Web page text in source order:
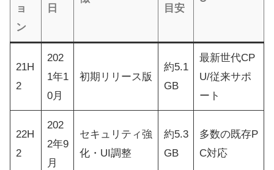
ョ
ン
日
目安
21H
2
202
1年1
0月
初期リリース版
約5.1
GB
最新世代CP
U/従来サポ
ート
22H
2
202
2年9
月
セキュリティ強
化・UI調整
約5.3
GB
多数の既存P
C対応